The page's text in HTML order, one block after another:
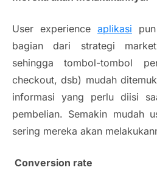
User experience aplikasi
bagian dari strategi
sehingga tombol-tombol
checkout, dsb) mudah
informasi yang perlu diisi
pembelian. Semakin mudah
sering mereka akan
Conversion rate